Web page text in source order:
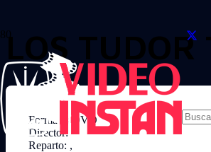
LOS TUDOR
Formato: DVD
Director:
Reparto: ,